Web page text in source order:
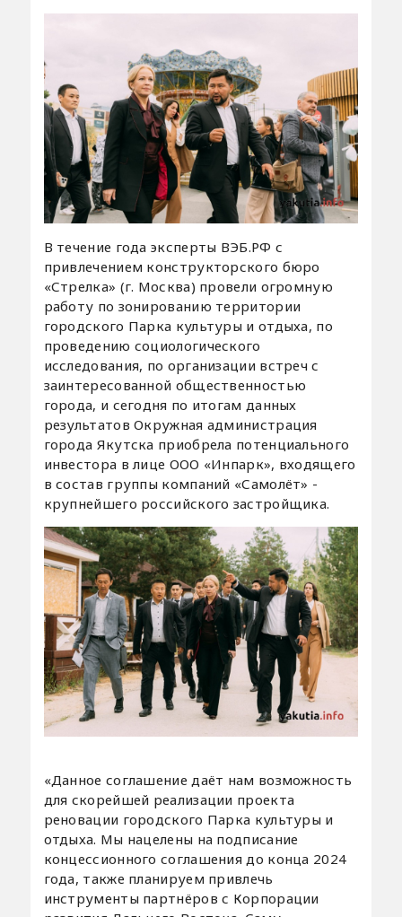
В течение года эксперты ВЭБ.РФ с
привлечением конструкторского бюро
«Стрелка» (г. Москва) провели огромную
работу по зонированию территории
городского Парка культуры и отдыха, по
проведению социологического
исследования, по организации встреч с
заинтересованной общественностью
города, и сегодня по итогам данных
результатов Окружная администрация
города Якутска приобрела потенциального
инвестора в лице ООО «Инпарк», входящего
в состав группы компаний «Самолёт» -
крупнейшего российского застройщика.
«Данное соглашение даёт нам возможность
для скорейшей реализации проекта
реновации городского Парка культуры и
отдыха. Мы нацелены на подписание
концессионного соглашения до конца 2024
года, также планируем привлечь
инструменты партнёров с Корпорации